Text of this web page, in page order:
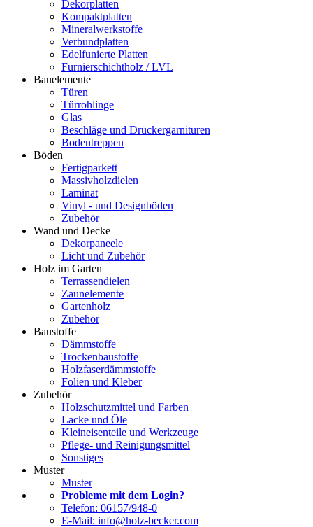
Dekorplatten
Kompaktplatten
Mineralwerkstoffe
Verbundplatten
Edelfunierte Platten
Furnierschichtholz / LVL
Bauelemente
Türen
Türrohlinge
Glas
Beschläge und Drückergarnituren
Bodentreppen
Böden
Fertigparkett
Massivholzdielen
Laminat
Vinyl - und Designböden
Zubehör
Wand und Decke
Dekorpaneele
Licht und Zubehör
Holz im Garten
Terrassendielen
Zaunelemente
Gartenholz
Zubehör
Baustoffe
Dämmstoffe
Trockenbaustoffe
Holzfaserdämmstoffe
Folien und Kleber
Zubehör
Holzschutzmittel und Farben
Lacke und Öle
Kleineisenteile und Werkzeuge
Pflege- und Reinigungsmittel
Sonstiges
Muster
Muster
Probleme mit dem Login?
Telefon: 06157/948-0
E-Mail: info@holz-becker.com